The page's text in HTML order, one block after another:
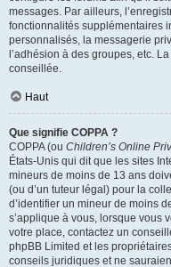
messages. Par ailleurs,
fonctionnalités supplémentaires
personnalisés, la messagerie
l’adhésion à des groupes, etc.
conseillée.
Haut
Que signifie COPPA ?
COPPA (ou Children’s Online
États-Unis qui dit que les sites
mineurs de moins de 13 ans
(ou d’un tuteur légal) pour la
d’identifier un mineur de moins
s’applique à vous, lorsque vous
votre place, contactez un
phpBB Limited et les
conseils juridiques et ne